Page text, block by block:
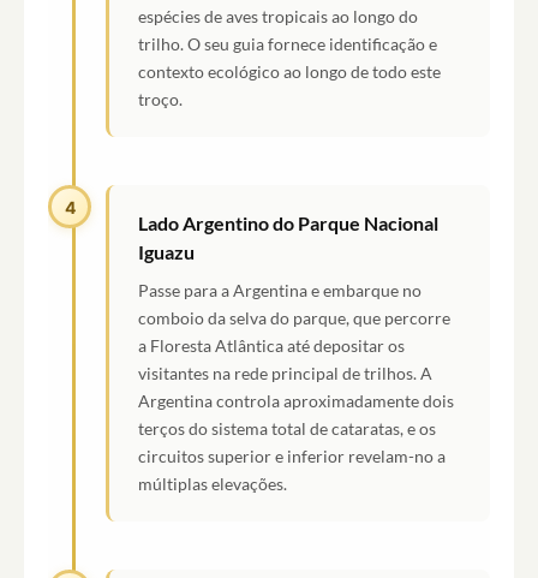
espécies de aves tropicais ao longo do
trilho. O seu guia fornece identificação e
contexto ecológico ao longo de todo este
troço.
4
Lado Argentino do Parque Nacional
Iguazu
Passe para a Argentina e embarque no
comboio da selva do parque, que percorre
a Floresta Atlântica até depositar os
visitantes na rede principal de trilhos. A
Argentina controla aproximadamente dois
terços do sistema total de cataratas, e os
circuitos superior e inferior revelam-no a
múltiplas elevações.